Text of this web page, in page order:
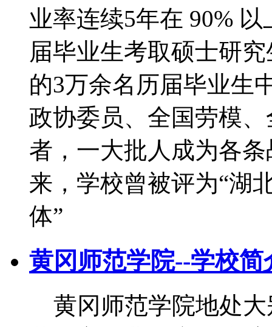
业率连续5年在 90%
届毕业生考取硕士研
的3万余名历届毕业生
政协委员、全国劳模
者，一大批人成为各
来，学校曾被评为“湖
体”
黄冈师范学院--学校简
黄冈师范学院地处